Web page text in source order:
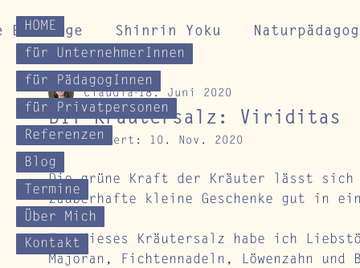
HOME
für UnternehmerInnen
für PädagogInnen
für Privatpersonen
Referenzen
Blog
Termine
Über Mich
Kontakt
Beiträge Shinrin Yoku
Gesundheitskurse Impulse für
DIY Kräutersalz: Viriditas
Claudia 18. Juni 2020
Aktualisiert: 10. Nov. 2020
Die grüne Kraft der Kräuter lässt
zauberhafte kleine Geschenke gut in
Für dieses Kräutersalz habe ich
Majoran, Fichtennadeln, Löwenzahn und